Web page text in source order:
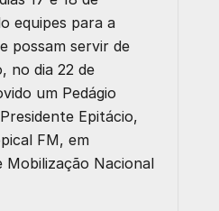
equipes para a
possam servir de
no dia 22 de
um Pedágio
Epitácio,
FM, em
Mobilização Nacional